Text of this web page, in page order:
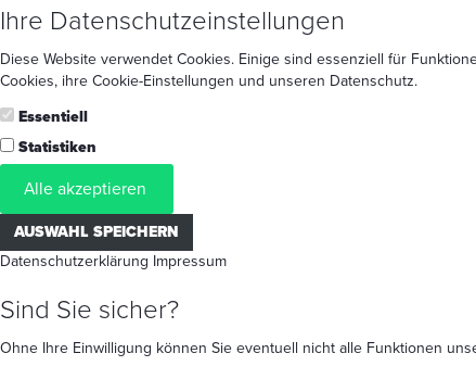
Ihre Datenschutzeinstellungen
Diese Website verwendet Cookies. Einige sind essenziell für
Cookies, ihre Cookie-Einstellungen und unseren Datenschutz.
Essentiell
Statistiken
Alle akzeptieren
AUSWAHL SPEICHERN
Datenschutzerklärung Impressum
Sind Sie sicher?
Ohne Ihre Einwilligung können Sie eventuell nicht alle Funktionen